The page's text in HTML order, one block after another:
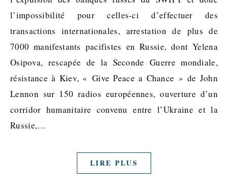
l’impossibilité pour celles-ci d’effectuer des
transactions internationales, arrestation de plus de
7000 manifestants pacifistes en Russie, dont Yelena
Osipova, rescapée de la Seconde Guerre mondiale,
résistance à Kiev, « Give Peace a Chance » de John
Lennon sur 150 radios européennes, ouverture d’un
corridor humanitaire convenu entre l’Ukraine et la
Russie,…
LIRE PLUS